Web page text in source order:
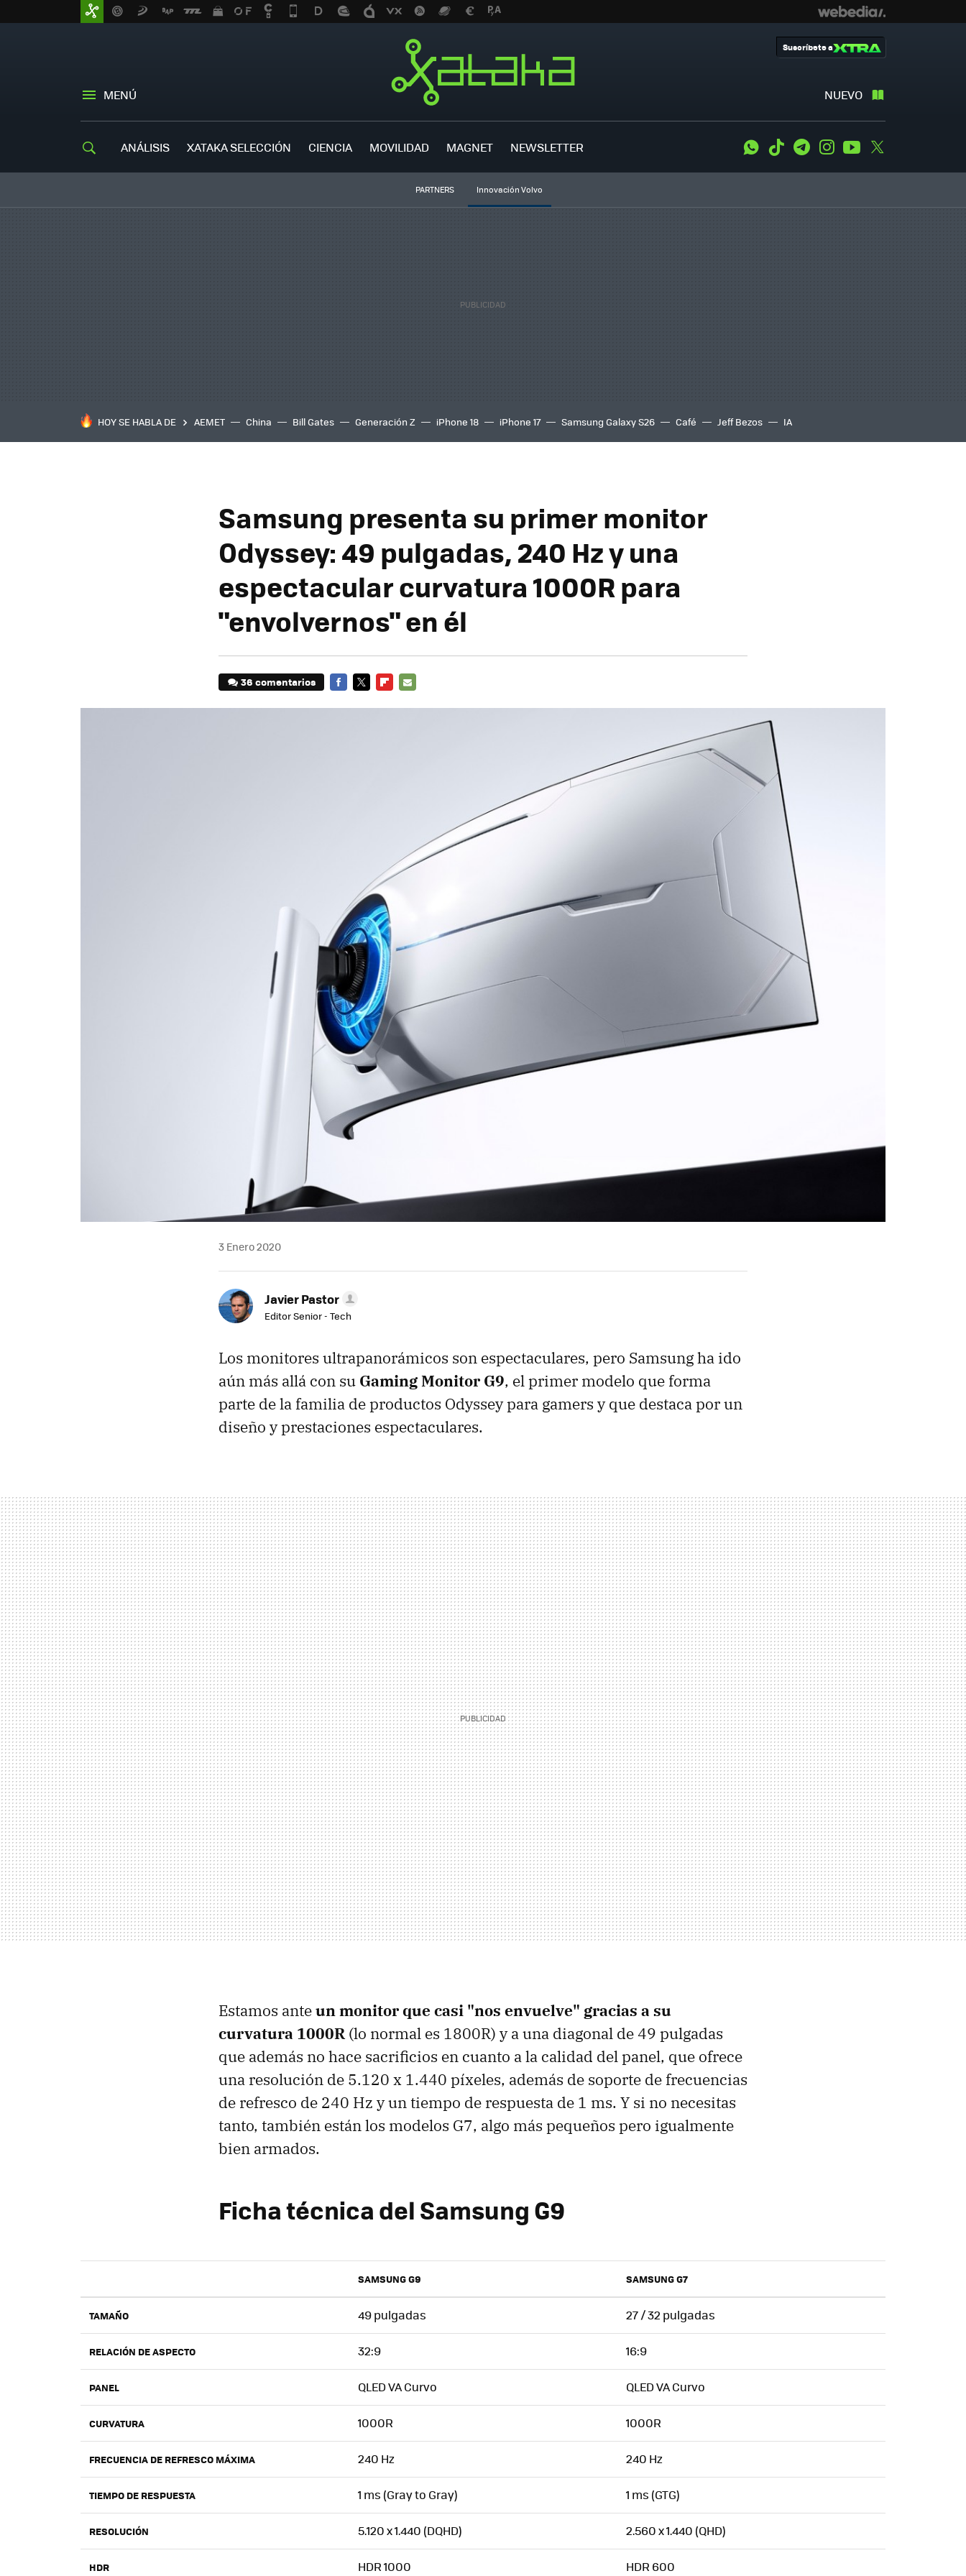
MENÚ NUEVO
Suscríbete a
ANÁLISIS XATAKA SELECCIÓN CIENCIA MOVILIDAD MAGNET NEWSLETTER WhatsApp
Tiktok TelegramInstagramYoutube
PARTNERS Innovación Volvo
HOY SE HABLA DE AEMET China Bill Gates Generación Z iPhone 18 iPhone 17 Samsung Galaxy S26 Café Jeff Bezos IA
Samsung presenta su primer monitor
Odyssey: 49 pulgadas, 240 Hz y una
espectacular curvatura 1000R para
"envolvernos" en él
36 comentarios
3 Enero 2020
Javier Pastor
Editor Senior - Tech
Los monitores ultrapanorámicos son espectaculares, pero Samsung ha ido
aún más allá con su Gaming Monitor G9, el primer modelo que forma
parte de la familia de productos Odyssey para gamers y que destaca por un
diseño y prestaciones espectaculares.
Estamos anteun monitor que casi "nos envuelve" gracias a su
curvatura 1000R(lo normal es 1800R) y a una diagonal de 49 pulgadas
que además no hace sacrificios en cuanto a la calidad del panel, que ofrece
una resolución de 5.120 x 1.440 píxeles, además de soporte de frecuencias
de refresco de 240 Hz y un tiempo de respuesta de 1 ms. Y si no necesitas
tanto, también están los modelos G7, algo más pequeños pero igualmente
bien armados.
Ficha técnica del Samsung G9
SAMSUNG G9 SAMSUNG G7
TAMAÑO 49 pulgadas 27 / 32 pulgadas
RELACIÓN DE ASPECTO 32:9 16:9
PANEL QLED VA Curvo QLED VA Curvo
CURVATURA 1000R 1000R
FRECUENCIA DE REFRESCO MÁXIMA 240 Hz 240 Hz
TIEMPO DE RESPUESTA 1 ms (Gray to Gray) 1 ms (GTG)
RESOLUCIÓN 5.120 x 1.440 (DQHD) 2.560 x 1.440 (QHD)
HDR HDR 1000 HDR 600